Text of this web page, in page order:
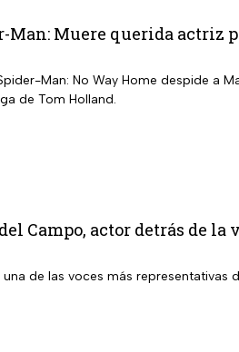
Man: Muere querida actriz
Man: No Way Home despide a
de Tom Holland.
Campo, actor detrás de
de las voces más representativas